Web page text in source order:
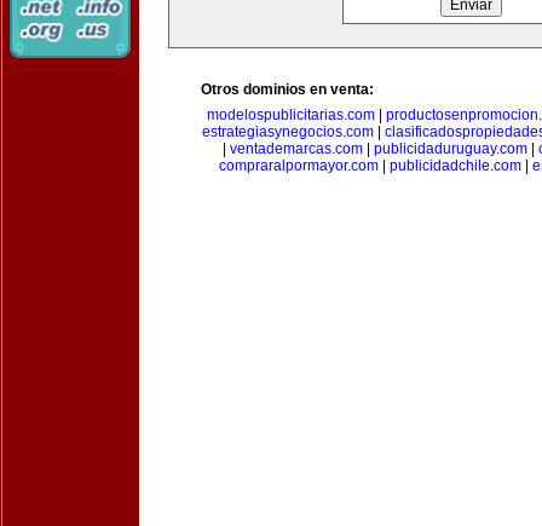
Otros dominios en venta:
modelospublicitarias.com
estrategiasynegocios.com|
ventademarcas.com publicidaduruguay.com
compraralpormayor.com| publicidadchile.com|